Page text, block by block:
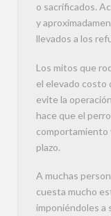
o sacrificados.
y
llevados a los
Los mitos que
el elevado costo
evite la
hace que el
comportamiento
plazo.
A muchas
cuesta mucho
imponiéndoles a